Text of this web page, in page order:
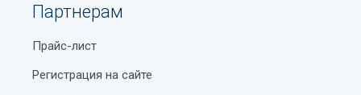
Партнерам
Прайс-лист
Регистрация на сайте